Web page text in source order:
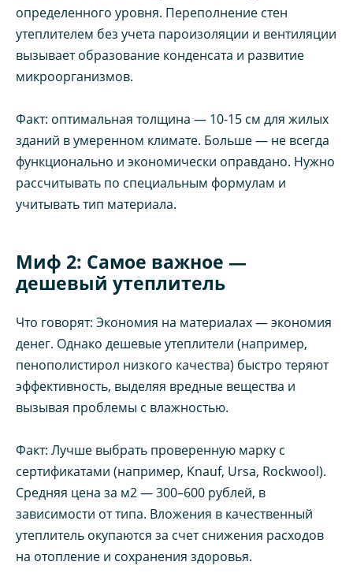
определенного уровня. Переполнение стен
утеплителем без учета пароизоляции и вентиляции
вызывает образование конденсата и развитие
микроорганизмов.
Факт: оптимальная толщина — 10-15 см для жилых
зданий в умеренном климате. Больше — не всегда
функционально и экономически оправдано. Нужно
рассчитывать по специальным формулам и
учитывать тип материала.
Миф 2: Самое важное —
дешевый утеплитель
Что говорят: Экономия на материалах — экономия
денег. Однако дешевые утеплители (например,
пенополистирол низкого качества) быстро теряют
эффективность, выделяя вредные вещества и
вызывая проблемы с влажностью.
Факт: Лучше выбрать проверенную марку с
сертификатами (например, Knauf, Ursa, Rockwool).
Средняя цена за м2 — 300–600 рублей, в
зависимости от типа. Вложения в качественный
утеплитель окупаются за счет снижения расходов
на отопление и сохранения здоровья.